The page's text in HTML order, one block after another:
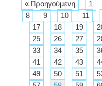
« Προηγούμενη 1
8
9 10 11
17
18 19
25
26 27
33
34 35
41
42 43
49
50 51